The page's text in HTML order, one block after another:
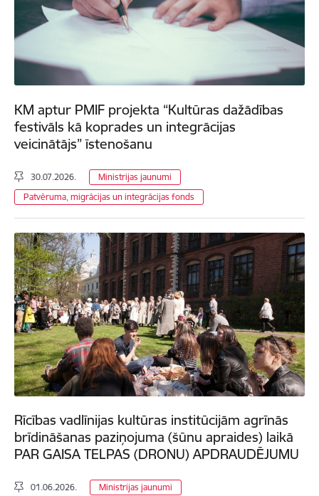
KM aptur PMIF projekta “Kultūras dažādības
festivāls kā koprades un integrācijas
veicinātājs” īstenošanu
30.07.2026.
Ministrijas jaunumi
Patvēruma, migrācijas un integrācijas fonds
Rīcības vadlīnijas kultūras institūcijām agrīnās
brīdināšanas paziņojuma (šūnu apraides) laikā
PAR GAISA TELPAS (DRONU) APDRAUDĒJUMU
01.06.2026. Ministrijas jaunumi